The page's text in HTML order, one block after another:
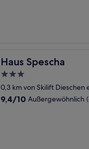
Haus Spescha
Haus Spescha
3.0-
Sterne-
Unterkunft
0,3 km von Skilift Dieschen
9.4
9,4/10 Außergewöhnlich